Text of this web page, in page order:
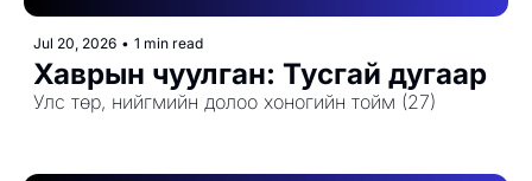
Jul 20, 2026 • 1 min read
Хаврын чуулган: Тусгай дугаар
Улс төр, нийгмийн долоо хоногийн тойм (27)